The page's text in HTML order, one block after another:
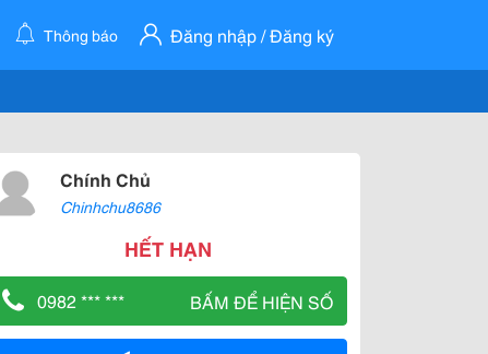
Thông báo Đăng nhập / Đăng ký
Chính Chủ
Chinhchu8686
HẾT HẠN
0982 *** *** BẤM ĐỂ HIỆN SỐ